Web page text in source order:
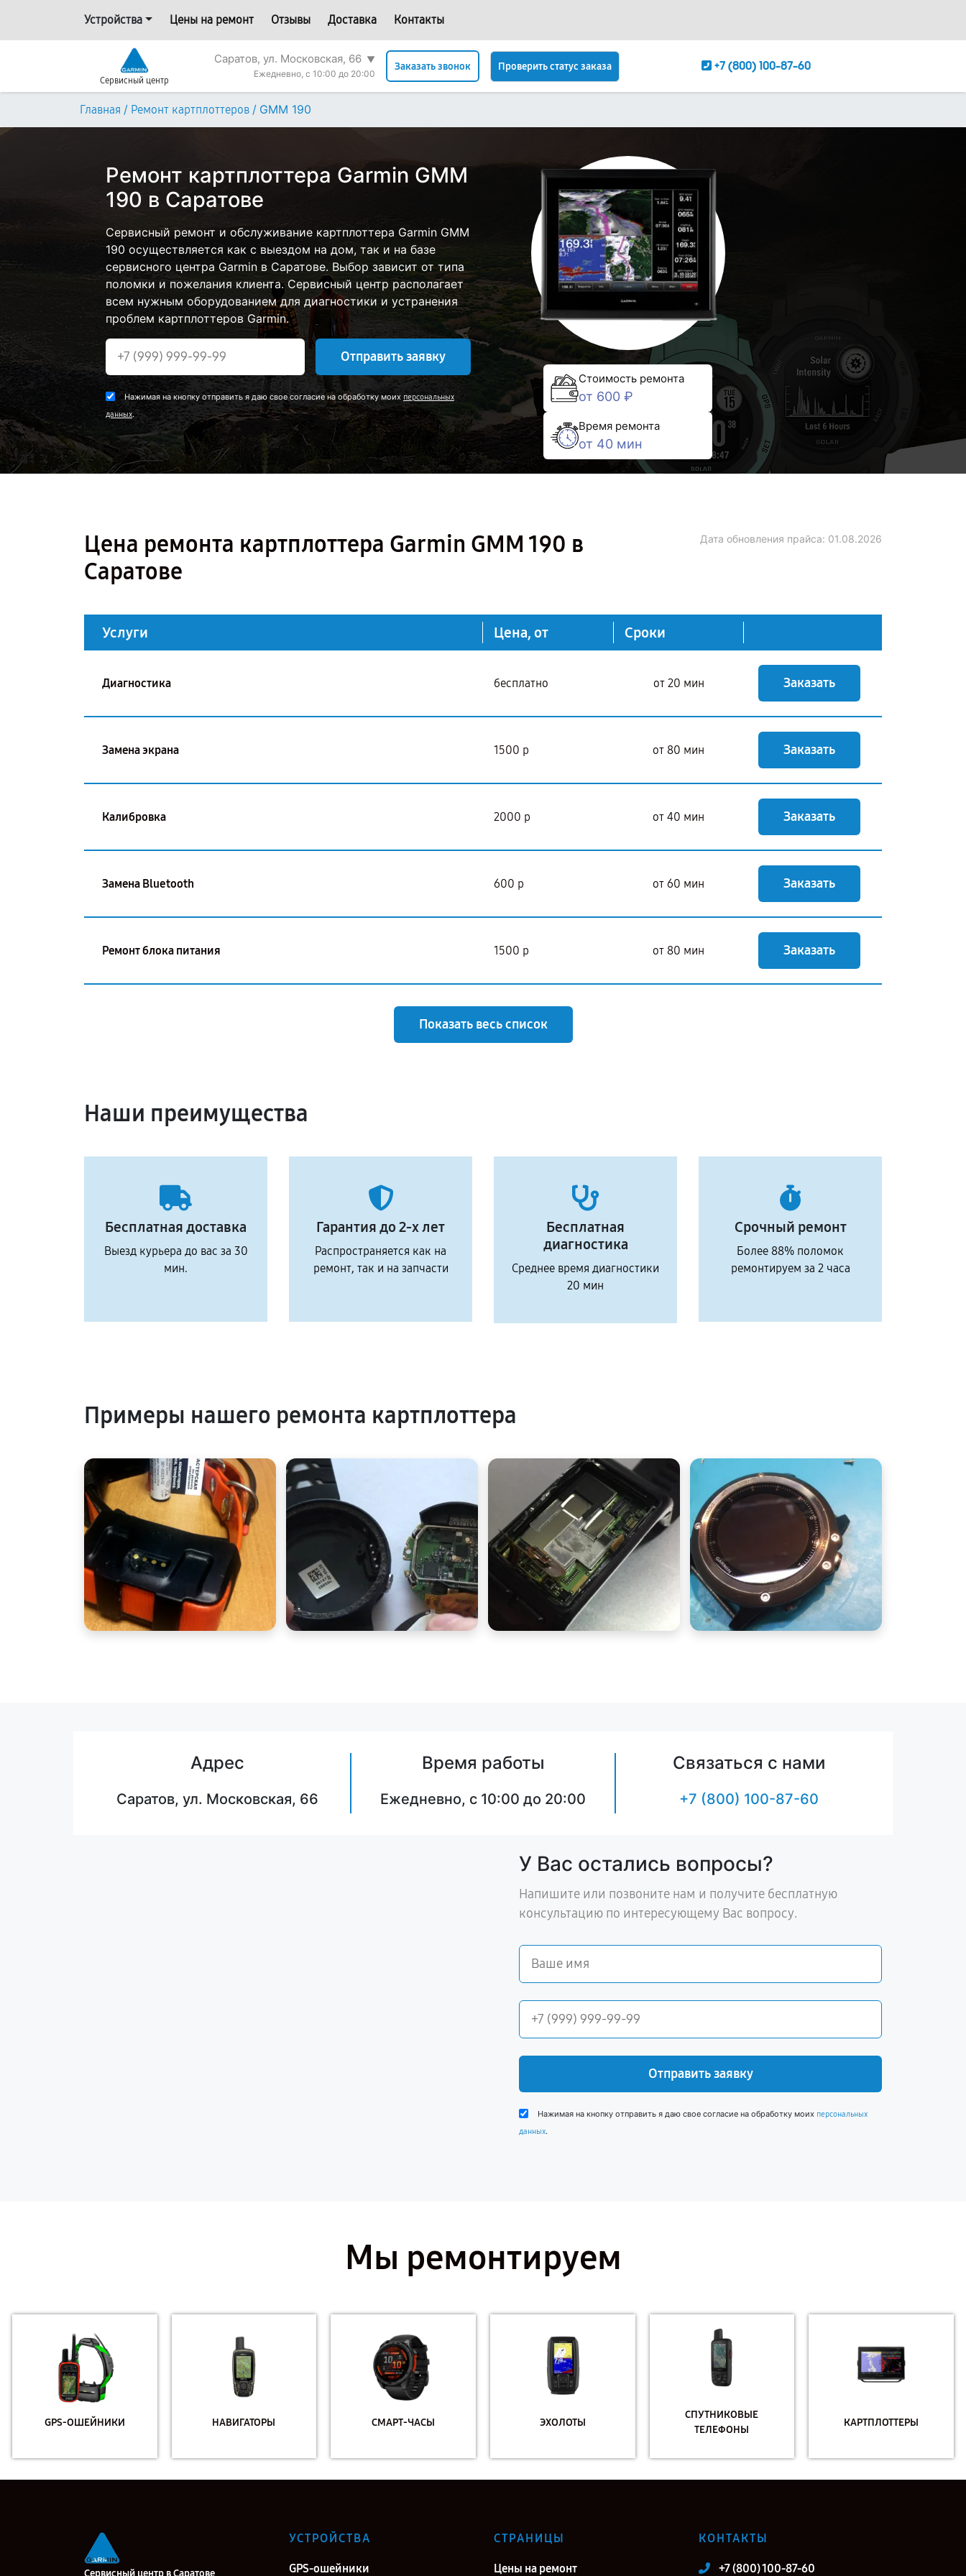
Устройства Цены на ремонт Отзывы Доставка Контакты
Сервисный центр
Саратов, ул. Московская, 66 ▼
Ежедневно, с 10:00 до 20:00
Заказать звонок Проверить статус заказа +7 (800) 100-87-60
Главная / Ремонт картплоттеров / GMM 190
Ремонт картплоттера Garmin GMM
190 в Саратове
Сервисный ремонт и обслуживание картплоттера Garmin GMM
190 осуществляется как с выездом на дом, так и на базе
сервисного центра Garmin в Саратове. Выбор зависит от типа
поломки и пожелания клиента. Сервисный центр располагает
всем нужным оборудованием для диагностики и устранения
проблем картплоттеров Garmin.
Отправить заявку
Нажимая на кнопку отправить я даю свое согласие на обработку моих персональных
данных.
Стоимость ремонта
от 600 ₽
Время ремонта
от 40 мин
Цена ремонта картплоттера Garmin GMM 190 в
Саратове
Дата обновления прайса: 01.08.2026
Услуги Цена, от Сроки
Диагностика бесплатно от 20 мин Заказать
Замена экрана 1500 р от 80 мин Заказать
Калибровка 2000 р от 40 мин Заказать
Замена Bluetooth 600 р от 60 мин Заказать
Ремонт блока питания 1500 р от 80 мин Заказать
Показать весь список
Наши преимущества
Бесплатная доставка
Выезд курьера до вас за 30
мин.
Гарантия до 2-х лет
Распространяется как на
ремонт, так и на запчасти
Бесплатная
диагностика
Среднее время диагностики
20 мин
Срочный ремонт
Более 88% поломок
ремонтируем за 2 часа
Примеры нашего ремонта картплоттера
Адрес
Саратов, ул. Московская, 66
Время работы
Ежедневно, с 10:00 до 20:00
Связаться с нами
+7 (800) 100-87-60
У Вас остались вопросы?
Напишите или позвоните нам и получите бесплатную
консультацию по интересующему Вас вопросу.
Отправить заявку
Нажимая на кнопку отправить я даю свое согласие на обработку моих персональных
данных.
Мы ремонтируем
GPS-ОШЕЙНИКИ НАВИГАТОРЫ СМАРТ-ЧАСЫ ЭХОЛОТЫ
СПУТНИКОВЫЕ
ТЕЛЕФОНЫ
КАРТПЛОТТЕРЫ
Сервисный центр в Саратове
УСТРОЙСТВА
GPS-ошейники
СТРАНИЦЫ
Цены на ремонт
КОНТАКТЫ
+7 (800) 100-87-60